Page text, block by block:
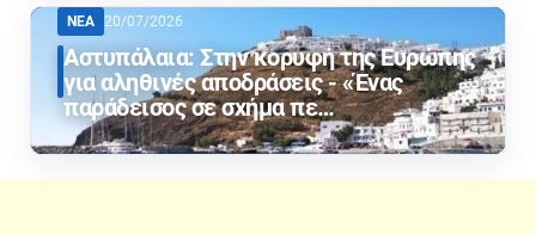
ΝΕΑ 20/07/2026
Αστυπάλαια: Στην κορυφή της Ευρώπης
για αληθινές αποδράσεις - «Ένας
παράδεισος σε σχήμα πε…